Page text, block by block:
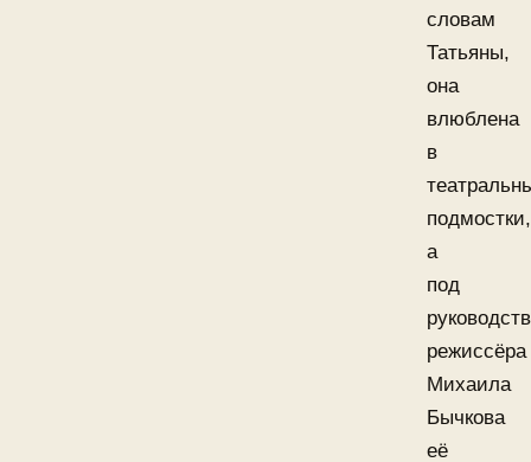
словам
Татьяны,
она
влюблена
в
подмостки,
а
под
режиссёра
Михаила
Бычкова
её